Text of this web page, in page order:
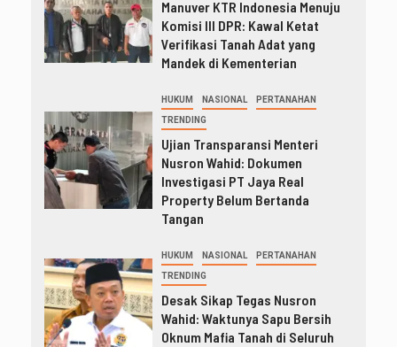
Manuver KTR Indonesia Menuju
Komisi III DPR: Kawal Ketat
Verifikasi Tanah Adat yang
Mandek di Kementerian
HUKUM NASIONAL PERTANAHAN
TRENDING
Ujian Transparansi Menteri
Nusron Wahid: Dokumen
Investigasi PT Jaya Real
Property Belum Bertanda
Tangan
HUKUM NASIONAL PERTANAHAN
TRENDING
Desak Sikap Tegas Nusron
Wahid: Waktunya Sapu Bersih
Oknum Mafia Tanah di Seluruh